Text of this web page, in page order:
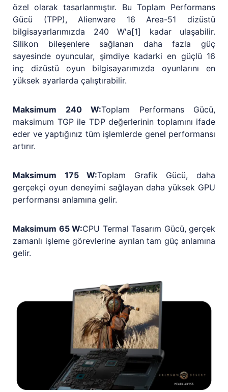
özel olarak tasarlanmıştır. Bu Toplam Performans
Gücü (TPP), Alienware 16 Area-51 dizüstü
bilgisayarlarımızda 240 W'a[1] kadar ulaşabilir.
Silikon bileşenlere sağlanan daha fazla güç
sayesinde oyuncular, şimdiye kadarki en güçlü 16
inç dizüstü oyun bilgisayarımızda oyunlarını en
yüksek ayarlarda çalıştırabilir.
Maksimum 240 W:Toplam Performans Gücü,
maksimum TGP ile TDP değerlerinin toplamını ifade
eder ve yaptığınız tüm işlemlerde genel performansı
artırır.
Maksimum 175 W:Toplam Grafik Gücü, daha
gerçekçi oyun deneyimi sağlayan daha yüksek GPU
performansı anlamına gelir.
Maksimum 65 W:CPU Termal Tasarım Gücü, gerçek
zamanlı işleme görevlerine ayrılan tam güç anlamına
gelir.